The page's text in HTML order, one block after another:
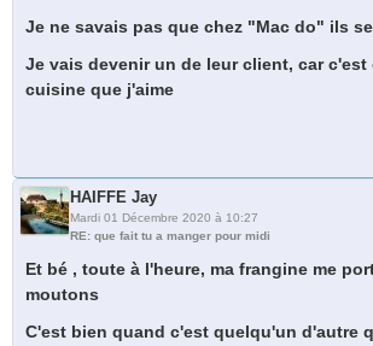
Je ne savais pas que chez "Mac do" ils
Je vais devenir un de leur client, car c'est
cuisine que j'aime
HAIFFE Jay
Mardi 01 Décembre 2020 à 10:27
RE: que fait tu a manger pour midi
Et bé , toute à l'heure, ma frangine me
moutons
C'est bien quand c'est quelqu'un d'autre